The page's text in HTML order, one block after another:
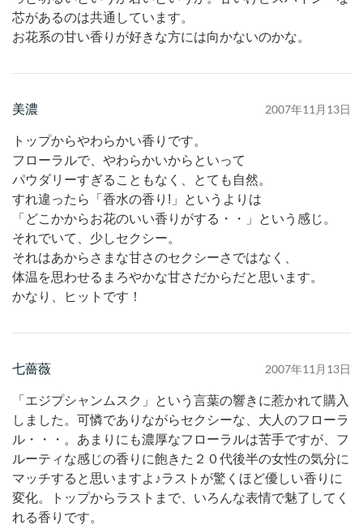
芯があるのは共通しています。
お花系の甘い香りが好きな方には向かないのかな。
美濃 2007年11月13日
トップからやわらかい香りです。
フローラルで、やわらかいからといって
パウダリーすぎることもなく、とても自然。
すれ違ったら「香水の香り!」というよりは
「どこかからお花のいい香りがする・・」という感じ。
それでいて、少しセクシー。
それはあからさまな甘さのセクシーさではなく、
体温を思わせるまろやかな甘さだからだと思います。
かなり、ヒットです！
七薔薇 2007年11月13日
「エジプシャンムスク」という言葉の響きに惹かれて購入
しました。可憐でありながらセクシーな、大人のフローラ
ル・・・。あまりにも濃厚なフローラルは苦手ですが、フ
ルーティな感じの香りに飽きた２０代後半の女性の気分に
マッチすると思いますよ♪ラストが驚くほど優しい香りに
変化。トップからラストまで、いろんな表情で魅了してく
れる香りです。